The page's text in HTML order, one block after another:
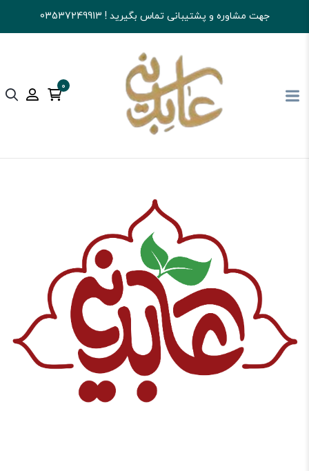
جهت مشاوره و پشتیبانی تماس بگیرید ! 03537249913
0
آجیل و خشکبار عابدینی تنقلات گز و سوهان و...